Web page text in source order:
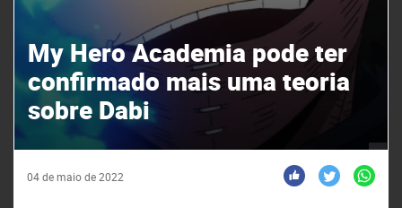
My Hero Academia pode ter
confirmado mais uma teoria
sobre Dabi
04 de maio de 2022